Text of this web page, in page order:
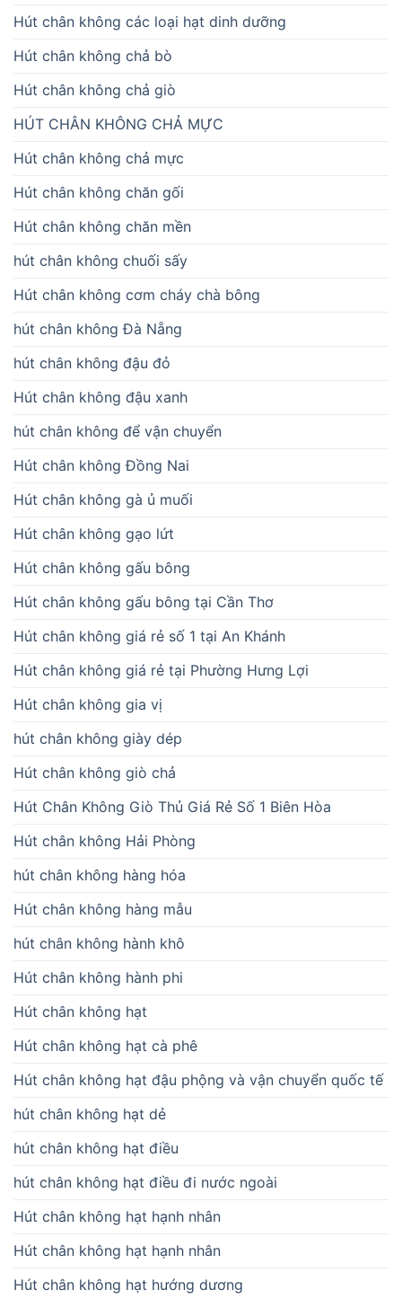
Hút chân không các loại hạt dinh dưỡng
Hút chân không chả bò
Hút chân không chả giò
HÚT CHÂN KHÔNG CHẢ MỰC
Hút chân không chả mực
Hút chân không chăn gối
Hút chân không chăn mền
hút chân không chuối sấy
Hút chân không cơm cháy chà bông
hút chân không Đà Nẵng
hút chân không đậu đỏ
Hút chân không đậu xanh
hút chân không để vận chuyển
Hút chân không Đồng Nai
Hút chân không gà ủ muối
Hút chân không gạo lứt
Hút chân không gấu bông
Hút chân không gấu bông tại Cần Thơ
Hút chân không giá rẻ số 1 tại An Khánh
Hút chân không giá rẻ tại Phường Hưng Lợi
Hút chân không gia vị
hút chân không giày dép
Hút chân không giò chả
Hút Chân Không Giò Thủ Giá Rẻ Số 1 Biên Hòa
Hút chân không Hải Phòng
hút chân không hàng hóa
Hút chân không hàng mẫu
hút chân không hành khô
Hút chân không hành phi
Hút chân không hạt
Hút chân không hạt cà phê
Hút chân không hạt đậu phộng và vận chuyển quốc tế
hút chân không hạt dẻ
hút chân không hạt điều
hút chân không hạt điều đi nước ngoài
Hút chân không hạt hạnh nhân
Hút chân không hạt hạnh nhân
Hút chân không hạt hướng dương